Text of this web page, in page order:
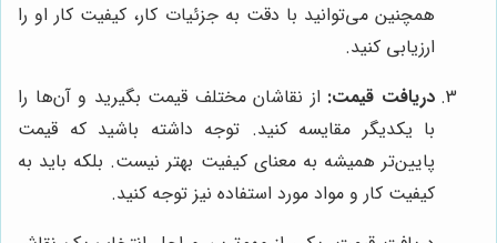
همچنین می‌توانید با دقت به جزئیات کار، کیفیت کار او را
ارزیابی کنید.
دریافت قیمت: از نقاشان مختلف قیمت بگیرید و آن‌ها را
با یکدیگر مقایسه کنید. توجه داشته باشید که قیمت
پایین‌تر همیشه به معنای کیفیت بهتر نیست. بلکه باید به
کیفیت کار و مواد مورد استفاده نیز توجه کنید.